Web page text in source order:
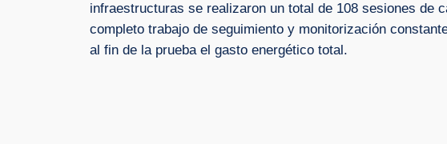
infraestructuras se realizaron un total de 108 sesiones de
completo trabajo de seguimiento y monitorización
al fin de la prueba el gasto energético total.